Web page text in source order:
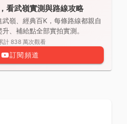
看武嶺實測與路線攻略
嶺、經典百K，每條路線都親自
、補給點全部實拍實測。
計 838 萬次觀看
訂閱頻道